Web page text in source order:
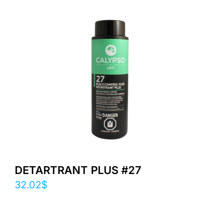
DETARTRANT PLUS #27
32.02$